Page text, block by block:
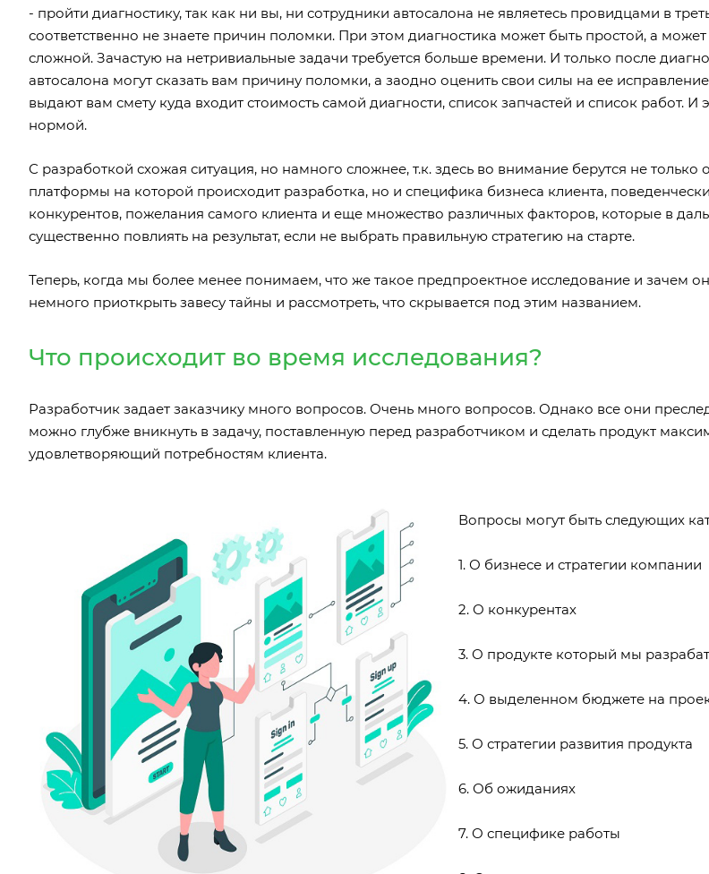
- пройти диагностику, так как ни вы, ни сотрудники автосалона не являетесь провидцами в
соответственно не знаете причин поломки. При этом диагностика может быть простой, а
сложной. Зачастую на нетривиальные задачи требуется больше времени. И только после
автосалона могут сказать вам причину поломки, а заодно оценить свои силы на ее
выдают вам смету куда входит стоимость самой диагности, список запчастей и список работ. И
нормой.
С разработкой схожая ситуация, но намного сложнее, т.к. здесь во внимание берутся не только
платформы на которой происходит разработка, но и специфика бизнеса клиента,
конкурентов, пожелания самого клиента и еще множество различных факторов, которые в
существенно повлиять на результат, если не выбрать правильную стратегию на старте.
Теперь, когда мы более менее понимаем, что же такое предпроектное исследование и зачем
немного приоткрыть завесу тайны и рассмотреть, что скрывается под этим названием.
Что происходит во время исследования?
Разработчик задает заказчику много вопросов. Очень много вопросов. Однако все они
можно глубже вникнуть в задачу, поставленную перед разработчиком и сделать продукт
удовлетворяющий потребностям клиента.
Вопросы могут быть следующих
1. О бизнесе и стратегии компании
2. О конкурентах
3. О продукте который мы
4. О выделенном бюджете на
5. О стратегии развития продукта
6. Об ожиданиях
7. О специфике работы